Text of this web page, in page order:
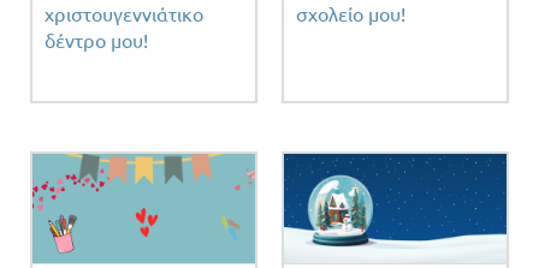
χριστουγεννιάτικο
δέντρο μου!
σχολείο μου!